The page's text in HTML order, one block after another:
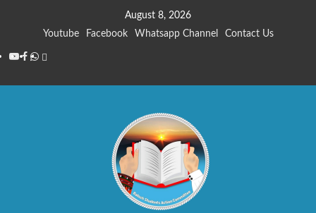
August 8, 2026
Youtube
Facebook Whatsapp Channel Contact Us